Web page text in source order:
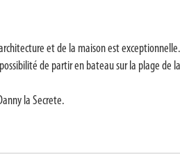
et de la maison est
de partir en bateau sur la plage de
la Secrete.